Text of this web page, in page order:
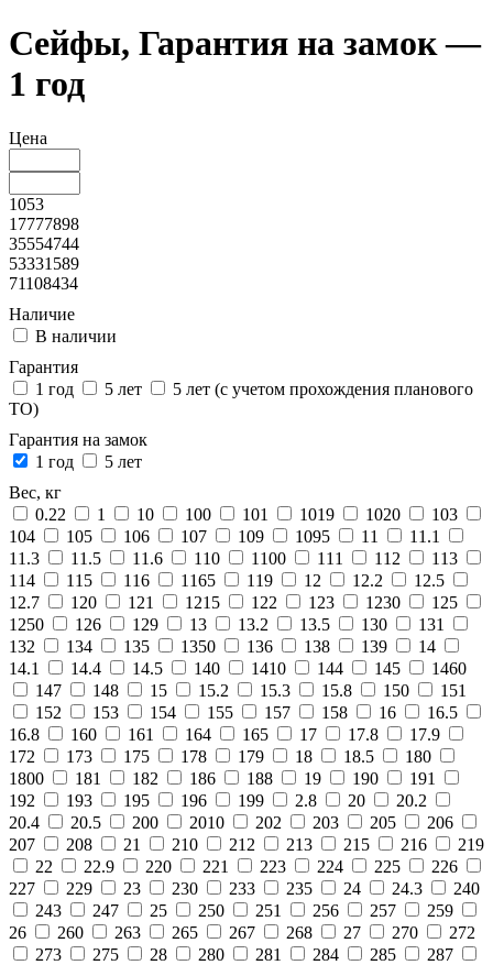
Сейфы, Гарантия на замок —
1 год
Цена
1053
17777898
35554744
53331589
71108434
Наличие
В наличии
Гарантия
1 год
5 лет
5 лет (с учетом прохождения планового
ТО)
Гарантия на замок
1 год
5 лет
Вес, кг
0.22
1 10 100 101 1019 1020
103
104
105 106 107 109 1095 11
11.1
11.3
11.5 11.6 110 1100 111 112
113
114
115 116 1165 119 12 12.2
12.5
12.7
120 121 1215 122 123 1230
125
1250
126 129 13 13.2 13.5 130
131
132
134 135 1350 136 138 139
14
14.1
14.4 14.5 140 1410 144 145
1460
147
148 15 15.2 15.3 15.8 150
151
152
153 154 155 157 158 16
16.5
16.8
160 161 164 165 17 17.8
17.9
172
173 175 178 179 18 18.5
180
1800
181 182 186 188 19 190
191
192
193 195 196 199 2.8 20
20.2
20.4
20.5 200 2010 202 203 205
206
207
208 21 210 212 213 215 216
219
22
22.9 220 221 223 224 225
226
227
229 23 230 233 235 24 24.3
240
243
247 25 250 251 256 257
259
26
260 263 265 267 268 27 270
272
273
275 28 280 281 284 285
287